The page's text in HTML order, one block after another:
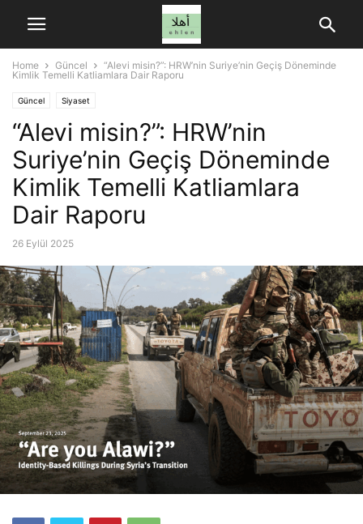
Home Güncel
“Alevi misin?”: HRW’nin Suriye’nin Geçiş Döneminde
Kimlik Temelli Katliamlara Dair Raporu
Güncel Siyaset
“Alevi misin?”: HRW’nin
Suriye’nin Geçiş Döneminde
Kimlik Temelli Katliamlara
Dair Raporu
26 Eylül 2025